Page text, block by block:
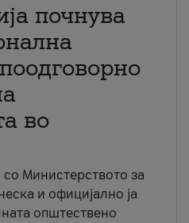
почнува
во
Министерството за
и официјално ја
општествено